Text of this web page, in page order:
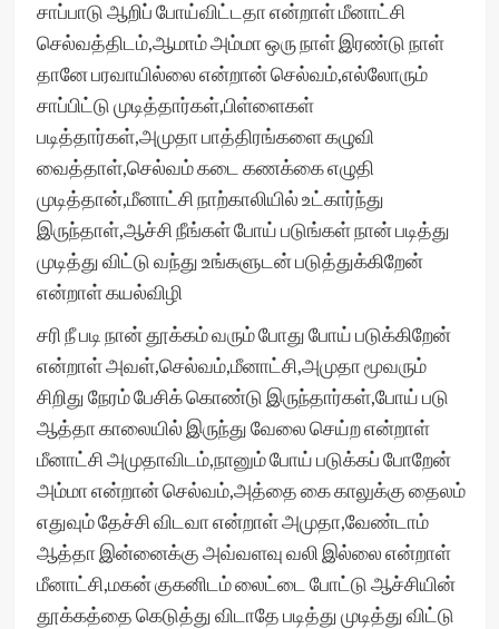
சாப்பாடு ஆறிப் போய்விட்டதா என்றாள் மீனாட்சி
செல்வத்திடம்,ஆமாம் அம்மா ஒரு நாள் இரண்டு நாள்
தானே பரவாயில்லை என்றான் செல்வம்,எல்லோரும்
சாப்பிட்டு முடித்தார்கள்,பிள்ளைகள்
படித்தார்கள்,அமுதா பாத்திரங்களை கழுவி
வைத்தாள்,செல்வம் கடை கணக்கை எழுதி
முடித்தான்,மீனாட்சி நாற்காலியில் உட்கார்ந்து
இருந்தாள்,ஆச்சி நீங்கள் போய் படுங்கள் நான் படித்து
முடித்து விட்டு வந்து உங்களுடன் படுத்துக்கிறேன்
என்றாள் கயல்விழி
சரி நீ படி நான் தூக்கம் வரும் போது போய் படுக்கிறேன்
என்றாள் அவள்,செல்வம்,மீனாட்சி,அமுதா மூவரும்
சிறிது நேரம் பேசிக் கொண்டு இருந்தார்கள்,போய் படு
ஆத்தா காலையில் இருந்து வேலை செய்ற என்றாள்
மீனாட்சி அமுதாவிடம்,நானும் போய் படுக்கப் போறேன்
அம்மா என்றான் செல்வம்,அத்தை கை காலுக்கு தைலம்
எதுவும் தேச்சி விடவா என்றாள் அமுதா,வேண்டாம்
ஆத்தா இன்னைக்கு அவ்வளவு வலி இல்லை என்றாள்
மீனாட்சி,மகன் குகனிடம் லைட்டை போட்டு ஆச்சியின்
தூக்கத்தை கெடுத்து விடாதே படித்து முடித்து விட்டு